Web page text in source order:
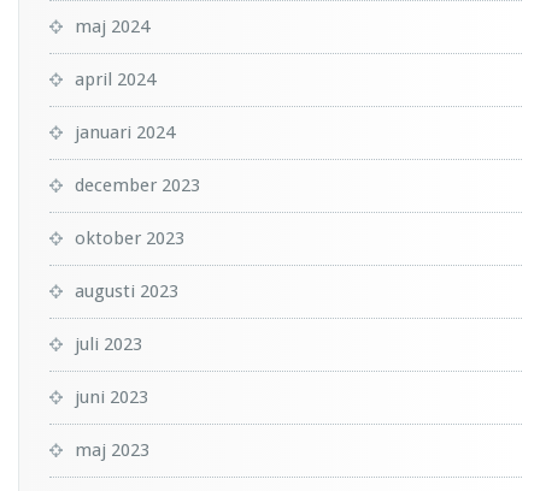
maj 2024
april 2024
januari 2024
december 2023
oktober 2023
augusti 2023
juli 2023
juni 2023
maj 2023